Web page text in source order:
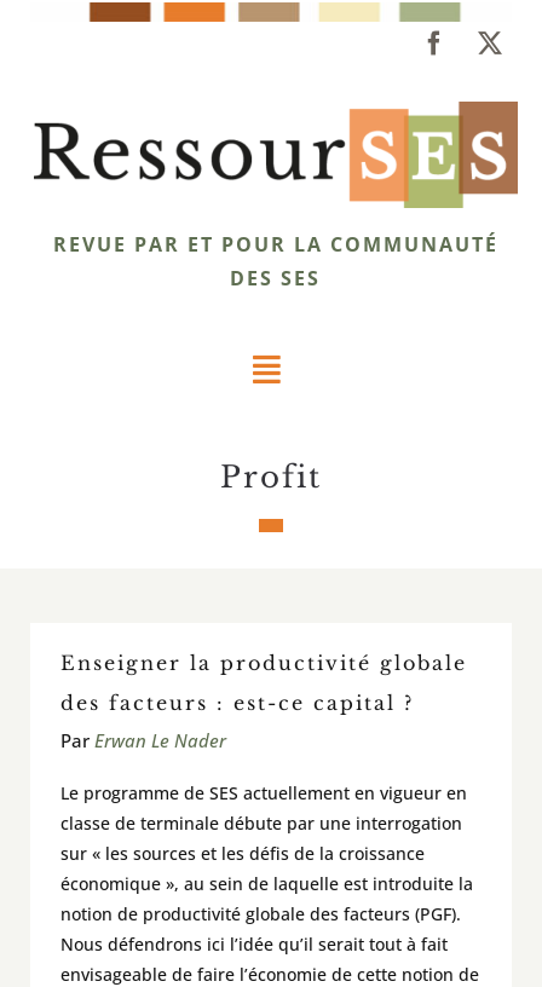
REVUE PAR ET POUR LA COMMUNAUTÉ
DES SES
Toggle
Éclairages
À voir / À lire / Actualité de la recherche
Pour contribuer
Rechercher:
profit
Enseigner la productivité globale
des facteurs : est-ce capital ?
Par Erwan Le Nader
Le programme de SES actuellement en vigueur en
classe de terminale débute par une interrogation
sur « les sources et les défis de la croissance
économique », au sein de laquelle est introduite la
notion de productivité globale des facteurs (PGF).
Nous défendrons ici l’idée qu’il serait tout à fait
envisageable de faire l’économie de cette notion de